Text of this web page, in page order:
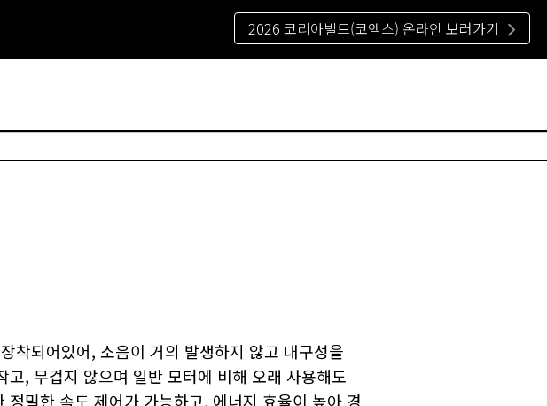
2026 코리아빌드(코엑스) 온라인 보러가기